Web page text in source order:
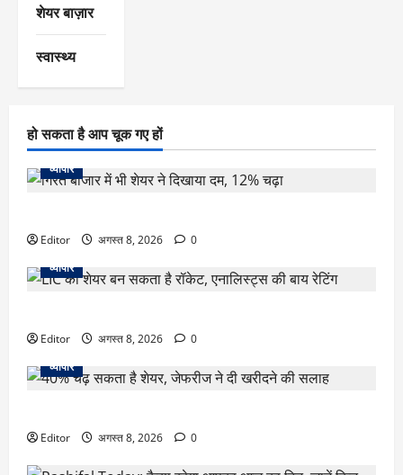
शेयर बाज़ार
स्वास्थ्य
हो सकता है आप चूक गए हों
व्यापार
Editor अगस्त 8, 2026
0
व्यापार
Editor अगस्त 8, 2026
0
व्यापार
Editor अगस्त 8, 2026 0